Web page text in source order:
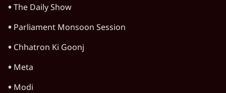
The Daily Show
Parliament Monsoon Session
Chhatron Ki Goonj
Meta
Modi